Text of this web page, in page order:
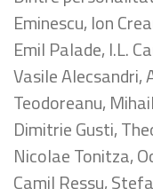
Eminescu, Ion
Emil Palade, I.L.
Vasile Alecsandri,
Teodoreanu,
Dimitrie Gusti,
Nicolae Tonitza,
Camil Ressu,